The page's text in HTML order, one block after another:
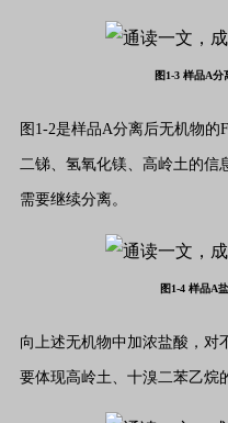
图1-3 样品A
图1-2是样品A分离后无机物
二锑、氢氧化镁、高岭土的信
需要继续分离。
图1-4 样品A
向上述无机物中加浓盐酸，对
要体现高岭土、十溴二苯乙烷